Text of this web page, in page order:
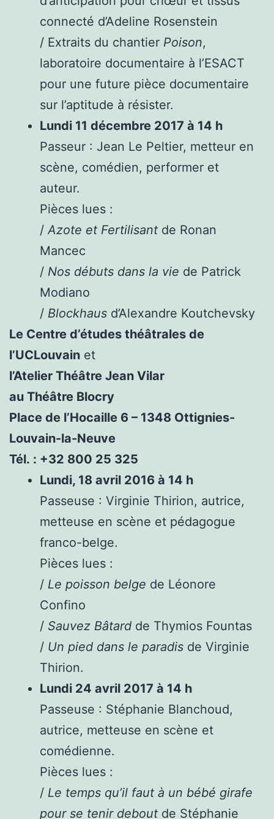
connecté d’Adeline Rosenstein
/ Extraits du chantier Poison,
laboratoire documentaire à l’ESACT
pour une future pièce documentaire
sur l’aptitude à résister.
Lundi 11 décembre 2017 à 14 h
Passeur : Jean Le Peltier, metteur en
scène, comédien, performer et
auteur.
Pièces lues :
/ Azote et Fertilisant de Ronan
Mancec
/ Nos débuts dans la vie de Patrick
Modiano
/ Blockhaus d’Alexandre Koutchevsky
Le Centre d’études théâtrales de
l’UCLouvain et
l’Atelier Théâtre Jean Vilar
au Théâtre Blocry
Place de l’Hocaille 6 – 1348 Ottignies-
Louvain-la-Neuve
Tél. : +32 800 25 325
Lundi, 18 avril 2016 à 14 h
Passeuse : Virginie Thirion, autrice,
metteuse en scène et pédagogue
franco-belge.
Pièces lues :
/ Le poisson belge de Léonore
Confino
/ Sauvez Bâtard de Thymios Fountas
/ Un pied dans le paradis de Virginie
Thirion.
Lundi 24 avril 2017 à 14 h
Passeuse : Stéphanie Blanchoud,
autrice, metteuse en scène et
comédienne.
Pièces lues :
/ Le temps qu’il faut à un bébé girafe
pour se tenir debout de Stéphanie